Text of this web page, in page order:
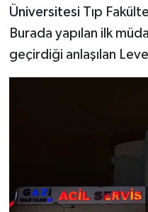
Üniversitesi Tıp
Burada yapılan ilk
geçirdiği anlaşılan